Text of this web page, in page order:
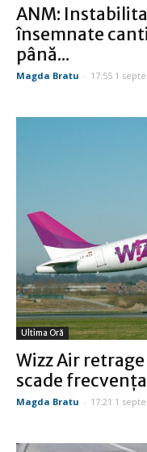
ANM:
însemnate
până...
Magda Bratu - 17:55 1
Ultima Oră
Wizz Air
scade
Magda Bratu - 17:21 1